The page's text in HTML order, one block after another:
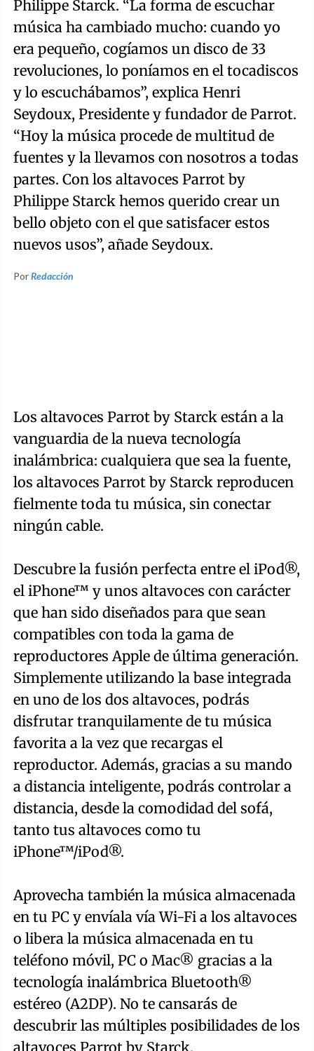
Philippe Starck. “La forma de escuchar
música ha cambiado mucho: cuando yo
era pequeño, cogíamos un disco de 33
revoluciones, lo poníamos en el tocadiscos
y lo escuchábamos”, explica Henri
Seydoux, Presidente y fundador de Parrot.
“Hoy la música procede de multitud de
fuentes y la llevamos con nosotros a todas
partes. Con los altavoces Parrot by
Philippe Starck hemos querido crear un
bello objeto con el que satisfacer estos
nuevos usos”, añade Seydoux.
PorRedacción
Los altavoces Parrot by Starck están a la
vanguardia de la nueva tecnología
inalámbrica: cualquiera que sea la fuente,
los altavoces Parrot by Starck reproducen
fielmente toda tu música, sin conectar
ningún cable.
Descubre la fusión perfecta entre el iPod®,
el iPhone™ y unos altavoces con carácter
que han sido diseñados para que sean
compatibles con toda la gama de
reproductores Apple de última generación.
Simplemente utilizando la base integrada
en uno de los dos altavoces, podrás
disfrutar tranquilamente de tu música
favorita a la vez que recargas el
reproductor. Además, gracias a su mando
a distancia inteligente, podrás controlar a
distancia, desde la comodidad del sofá,
tanto tus altavoces como tu
iPhone™/iPod®.
Aprovecha también la música almacenada
en tu PC y envíala vía Wi-Fi a los altavoces
o libera la música almacenada en tu
teléfono móvil, PC o Mac® gracias a la
tecnología inalámbrica Bluetooth®
estéreo (A2DP). No te cansarás de
descubrir las múltiples posibilidades de los
altavoces Parrot by Starck.